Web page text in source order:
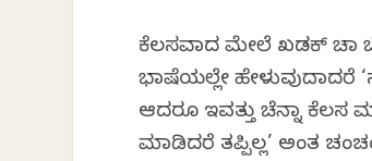
ಕೆಲಸವಾದ ಮೇಲೆ ಖಡಕ್ ಚಾ
ಭಾಷೆಯಲ್ಲೇ
ಆದರೂ ಇವತ್ತು ಚೆನ್ನಾಗಿ ಕೆಲಸ
ಮಾಡಿದರೆ ತಪ್ಪಿಲ್ಲ’ ಅಂತ